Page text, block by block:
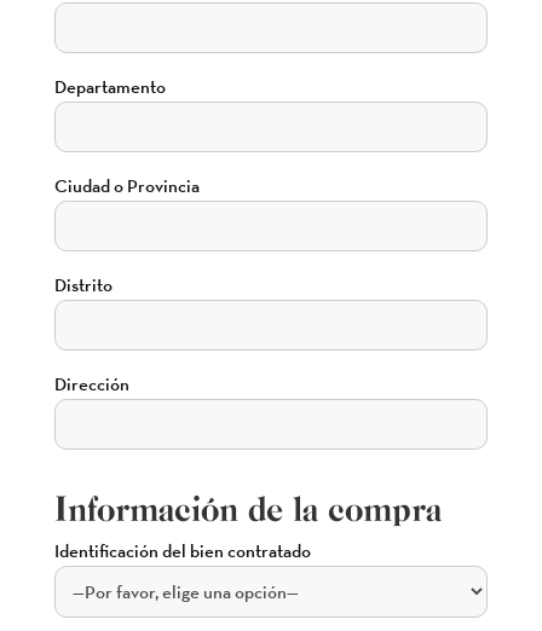
Departamento
Ciudad o Provincia
Distrito
Dirección
Información de la compra
Identificación del bien contratado